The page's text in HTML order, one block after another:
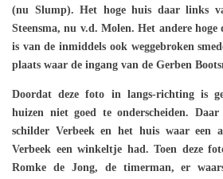
(nu Slump). Het hoge huis daar links
Steensma, nu v.d. Molen. Het andere
is van de inmiddels ook weggebroken
plaats waar de ingang van de Gerben
Doordat deze foto in langs-richting is
huizen niet goed te onderscheiden.
schilder Verbeek en het huis waar een
Verbeek een winkeltje had. Toen deze
Romke de Jong, de timerman, er